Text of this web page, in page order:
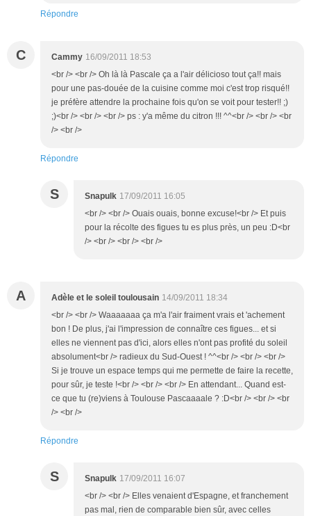
Répondre
C Cammy 16/09/2011 18:53
<br /> <br /> Oh là là Pascale ça a l'air délicioso tout ça!! mais
pour une pas-douée de la cuisine comme moi c'est trop risqué!!
je préfère attendre la prochaine fois qu'on se voit pour tester!! ;)
;)<br /> <br /> <br /> ps : y'a même du citron !!! ^^<br /> <br /> <br
/> <br />
Répondre
S Snapulk 17/09/2011 16:05
<br /> <br /> Ouais ouais, bonne excuse!<br /> Et puis
pour la récolte des figues tu es plus près, un peu :D<br
/> <br /> <br /> <br />
A Adèle et le soleil toulousain 14/09/2011 18:34
<br /> <br /> Waaaaaaa ça m'a l'air fraiment vrais et 'achement
bon ! De plus, j'ai l'impression de connaître ces figues... et si
elles ne viennent pas d'ici, alors elles n'ont pas profité du soleil
absolument<br /> radieux du Sud-Ouest ! ^^<br /> <br /> <br />
Si je trouve un espace temps qui me permette de faire la recette,
pour sûr, je teste !<br /> <br /> <br /> En attendant... Quand est-
ce que tu (re)viens à Toulouse Pascaaaale ? :D<br /> <br /> <br
/> <br />
Répondre
S Snapulk 17/09/2011 16:07
<br /> <br /> Elles venaient d'Espagne, et franchement
pas mal, rien de comparable bien sûr, avec celles